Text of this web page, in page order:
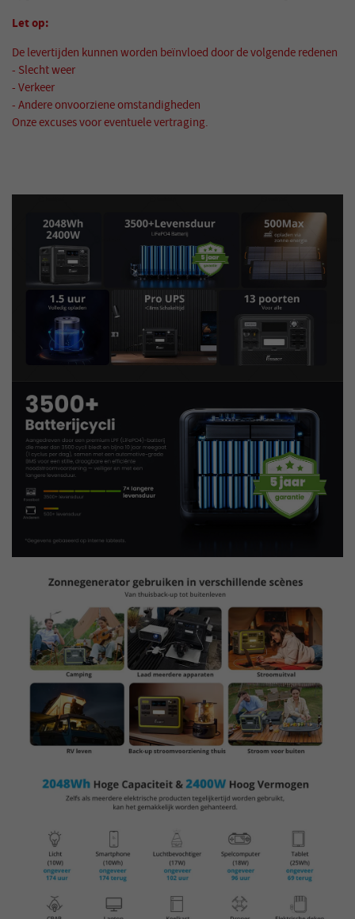
Let op:
De levertijden kunnen worden beïnvloed door de volgende redenen
- Slecht weer
- Verkeer
- Andere onvoorziene omstandigheden
Onze excuses voor eventuele vertraging.